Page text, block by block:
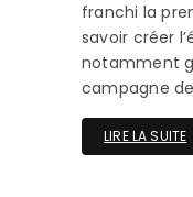
franchi la
savoir créer
notamment
campagne
LIRE LA SUITE